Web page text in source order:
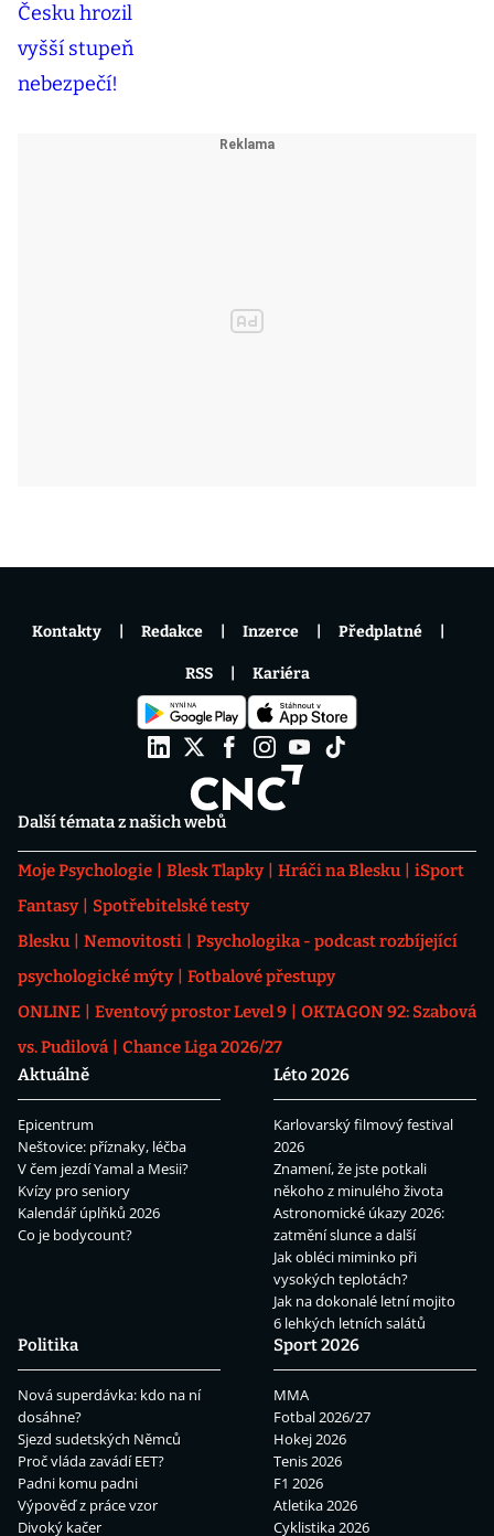
Další témata z našich webů
Moje Psychologie Blesk Tlapky Hráči na Blesku
iSport
Fantasy
Spotřebitelské testy
Blesku
Nemovitosti
Psychologika - podcast rozbíjející
psychologické mýty
Fotbalové přestupy
ONLINE
Eventový prostor Level 9
OKTAGON 92: Szabová
vs. Pudilová
Chance Liga 2026/27
Aktuálně
Epicentrum
Neštovice: příznaky, léčba
V čem jezdí Yamal a Mesii?
Kvízy pro seniory
Kalendář úplňků 2026
Co je bodycount?
Léto 2026
Karlovarský filmový festival
2026
Znamení, že jste potkali
někoho z minulého života
Astronomické úkazy 2026:
zatmění slunce a další
Jak obléci miminko při
vysokých teplotách?
Jak na dokonalé letní mojito
6 lehkých letních salátů
Politika
Nová superdávka: kdo na ní
dosáhne?
Sjezd sudetských Němců
Proč vláda zavádí EET?
Padni komu padni
Výpověď z práce vzor
Divoký kačer
Sport 2026
MMA
Fotbal 2026/27
Hokej 2026
Tenis 2026
F1 2026
Atletika 2026
Cyklistika 2026
Kontakty Redakce Inzerce Předplatné
RSS Kariéra